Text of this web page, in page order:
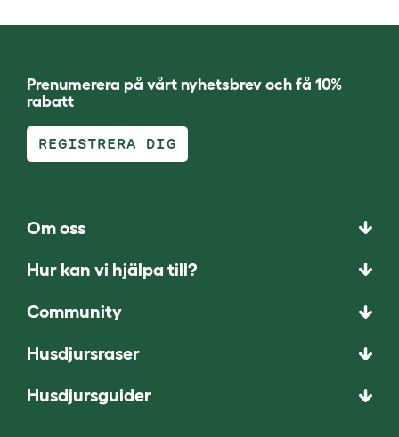
Prenumerera på vårt nyhetsbrev och få 10%
rabatt
REGISTRERA DIG
Om oss
Hur kan vi hjälpa till?
Community
Husdjursraser
Husdjursguider